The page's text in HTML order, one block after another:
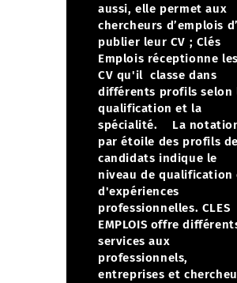
aussi, elle permet aux
chercheurs d’emplois
publier leur CV ; Clés
Emplois réceptionne les
CV qu'il classe dans
différents profils selon
qualification et la
spécialité.
La
par étoile des profils de
candidats indique le
niveau de qualification
d'expériences
professionnelles. CLES
EMPLOIS offre
services aux
professionnels,
entreprises et